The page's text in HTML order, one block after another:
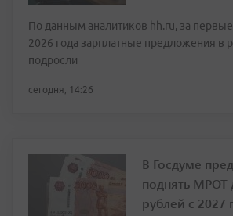
По данным аналитиков hh.ru, за
2026 года зарплатные предложения в
подросли
сегодня, 14:26
В Госдуме
поднять МРОТ
рублей с 2027